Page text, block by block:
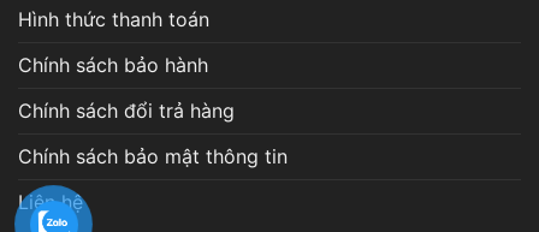
Hình thức thanh toán
Chính sách bảo hành
Chính sách đổi trả hàng
Chính sách bảo mật thông tin
Liên hệ